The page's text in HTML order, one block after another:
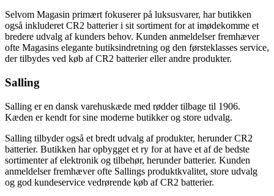
Selvom Magasin primært fokuserer på luksusvarer, har butikken
også inkluderet CR2 batterier i sit sortiment for at imødekomme et
bredere udvalg af kunders behov. Kunden anmeldelser fremhæver
ofte Magasins elegante butiksindretning og den førsteklasses service,
der tilbydes ved køb af CR2 batterier eller andre produkter.
Salling
Salling er en dansk varehuskæde med rødder tilbage til 1906.
Kæden er kendt for sine moderne butikker og store udvalg.
Salling tilbyder også et bredt udvalg af produkter, herunder CR2
batterier. Butikken har opbygget et ry for at have et af de bedste
sortimenter af elektronik og tilbehør, herunder batterier. Kunden
anmeldelser fremhæver ofte Sallings produktkvalitet, store udvalg
og god kundeservice vedrørende køb af CR2 batterier.